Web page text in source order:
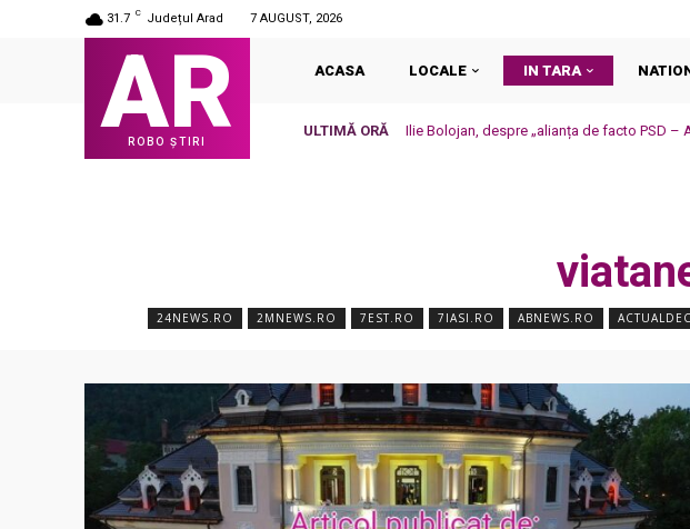
31.7 C Județul Arad 7 AUGUST, 2026
AR
ROBO ȘTIRI
ACASA LOCALE IN TARA
ULTIMĂ ORĂ Ilie Bolojan, despre „alianța de facto PSD –
24NEWS.RO 2MNEWS.RO 7EST.RO 7IASI.RO ABNEWS.RO